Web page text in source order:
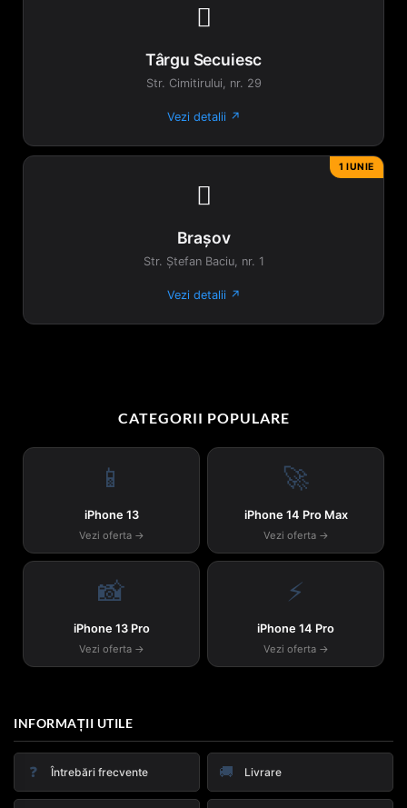

Târgu Secuiesc
Str. Cimitirului, nr. 29
Vezi detalii ↗
1 IUNIE

Brașov
Str. Ștefan Baciu, nr. 1
Vezi detalii ↗
CATEGORII POPULARE
📱
iPhone 13
Vezi oferta →
🚀
iPhone 14 Pro Max
Vezi oferta →
📸
iPhone 13 Pro
Vezi oferta →
⚡
iPhone 14 Pro
Vezi oferta →
INFORMAȚII UTILE
❓ Întrebări frecvente 🚚 Livrare